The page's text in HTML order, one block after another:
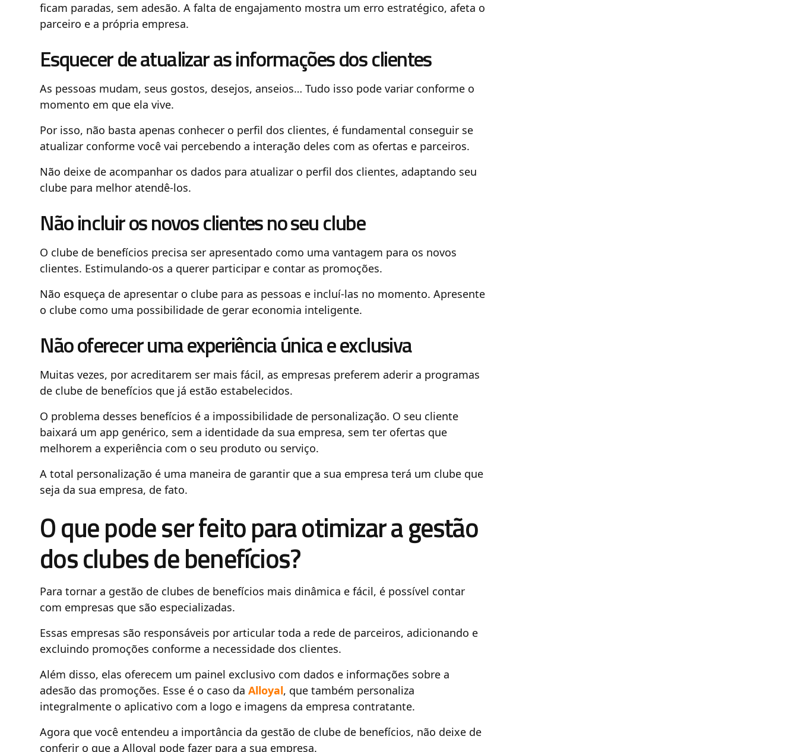
ficam paradas, sem adesão. A falta de engajamento mostra um erro estratégico, afeta o
parceiro e a própria empresa.
Esquecer de atualizar as informações dos clientes
As pessoas mudam, seus gostos, desejos, anseios… Tudo isso pode variar conforme o
momento em que ela vive.
Por isso, não basta apenas conhecer o perfil dos clientes, é fundamental conseguir se
atualizar conforme você vai percebendo a interação deles com as ofertas e parceiros.
Não deixe de acompanhar os dados para atualizar o perfil dos clientes, adaptando seu
clube para melhor atendê-los.
Não incluir os novos clientes no seu clube
O clube de benefícios precisa ser apresentado como uma vantagem para os novos
clientes. Estimulando-os a querer participar e contar as promoções.
Não esqueça de apresentar o clube para as pessoas e incluí-las no momento. Apresente
o clube como uma possibilidade de gerar economia inteligente.
Não oferecer uma experiência única e exclusiva
Muitas vezes, por acreditarem ser mais fácil, as empresas preferem aderir a programas
de clube de benefícios que já estão estabelecidos.
O problema desses benefícios é a impossibilidade de personalização. O seu cliente
baixará um app genérico, sem a identidade da sua empresa, sem ter ofertas que
melhorem a experiência com o seu produto ou serviço.
A total personalização é uma maneira de garantir que a sua empresa terá um clube que
seja da sua empresa, de fato.
O que pode ser feito para otimizar a gestão
dos clubes de benefícios?
Para tornar a gestão de clubes de benefícios mais dinâmica e fácil, é possível contar
com empresas que são especializadas.
Essas empresas são responsáveis por articular toda a rede de parceiros, adicionando e
excluindo promoções conforme a necessidade dos clientes.
Além disso, elas oferecem um painel exclusivo com dados e informações sobre a
adesão das promoções. Esse é o caso daAlloyal, que também personaliza
integralmente o aplicativo com a logo e imagens da empresa contratante.
Agora que você entendeu a importância da gestão de clube de benefícios, não deixe de
conferir o que a Alloyal pode fazer para a sua empresa.